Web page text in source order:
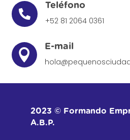

Teléfono
+52 81 2064 0361

E-mail
2023 © Formando
A.B.P.